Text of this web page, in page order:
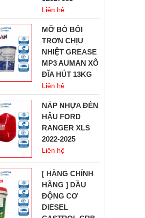
Liên hệ
MỠ BÒ BÔI
TRƠN CHỊU
NHIỆT GREASE
MP3 AUMAN XÔ
ĐĨA HÚT 13KG
Liên hệ
NẮP NHỰA ĐÈN
HẬU FORD
RANGER XLS
2022-2025
Liên hệ
[ HÀNG CHÍNH
HÃNG ] DẦU
ĐỘNG CƠ
DIESEL